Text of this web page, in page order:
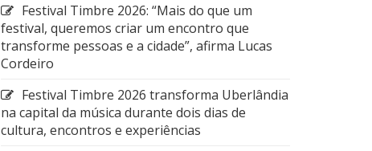
Festival Timbre 2026: “Mais do que um
festival, queremos criar um encontro que
transforme pessoas e a cidade”, afirma Lucas
Cordeiro
Festival Timbre 2026 transforma Uberlândia
na capital da música durante dois dias de
cultura, encontros e experiências